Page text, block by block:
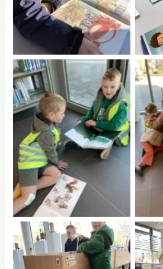
No Caption